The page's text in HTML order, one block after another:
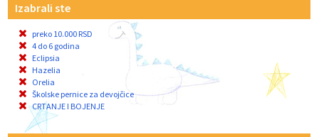
Izabrali ste
preko 10.000 RSD
4 do 6 godina
Eclipsia
Hazelia
Orelia
Školske pernice za devojčice
CRTANJE I BOJENJE